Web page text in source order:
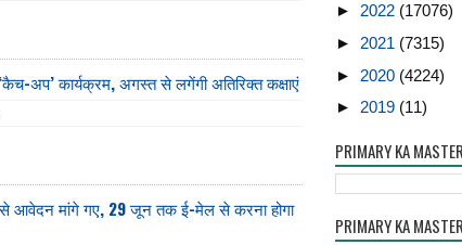
अप’ कार्यक्रम, अगस्त से लगेंगी अतिरिक्त कक्षाएं
आवेदन मांगे गए, 29 जून तक ई-मेल से करना होगा
► 2022 (17076)
► 2021 (7315)
► 2020 (4224)
► 2019 (11)
PRIMARY KA
PRIMARY KA